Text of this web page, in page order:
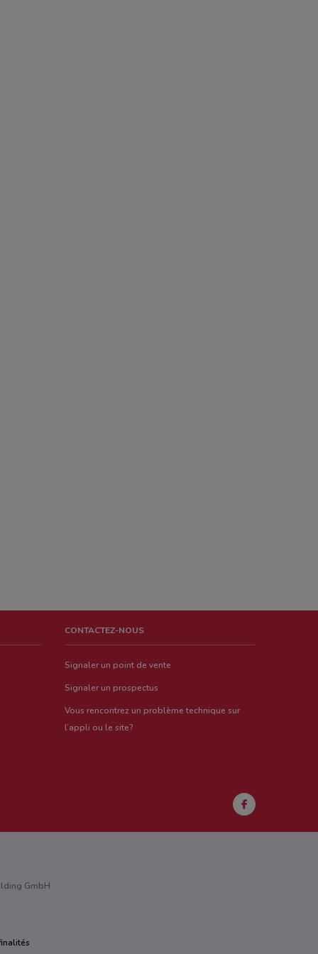
CONTACTEZ-NOUS
Signaler un point de vente
Signaler un prospectus
Vous rencontrez un problème technique sur
l’appli ou le site?
GmbH